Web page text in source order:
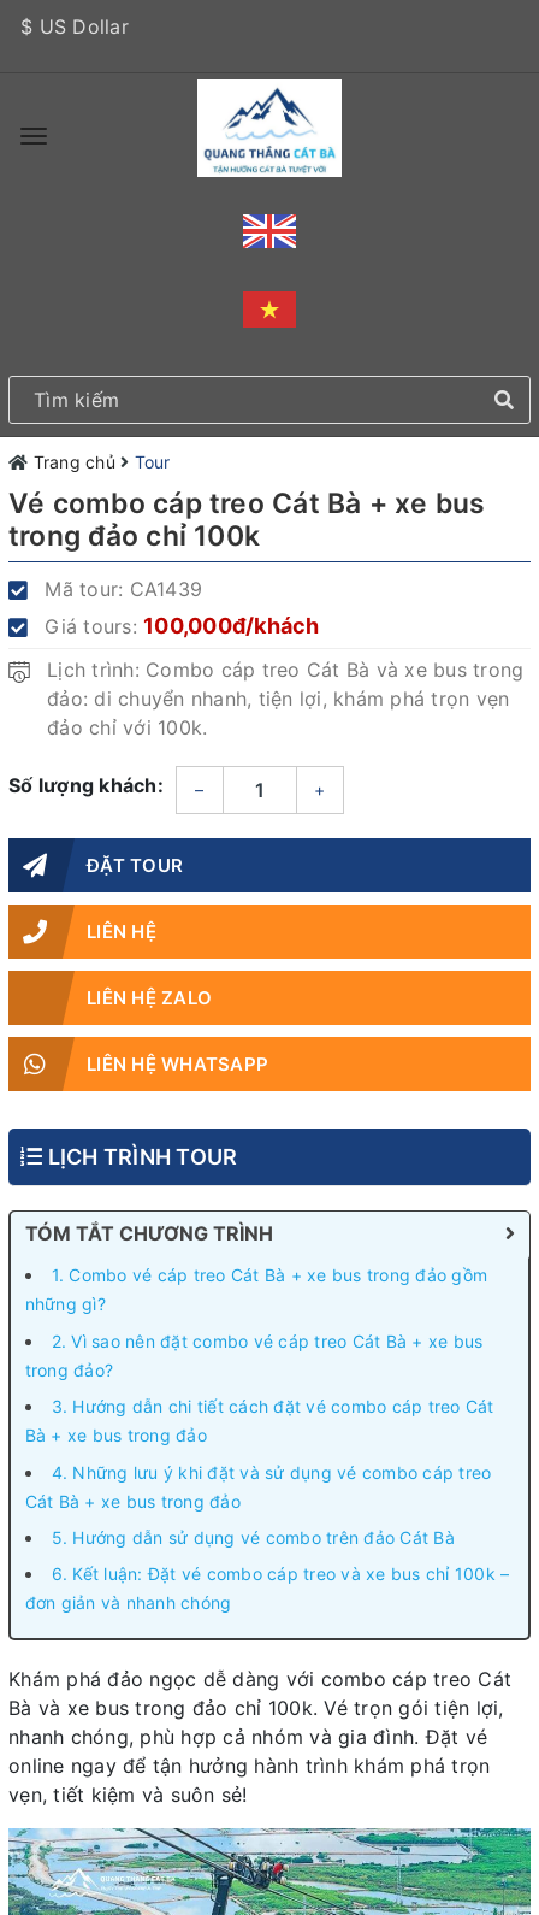
$ US Dollar
Trang chủ Tour
Vé combo cáp treo Cát Bà + xe bus
trong đảo chỉ 100k
Mã tour: CA1439
Giá tours: 100,000đ/khách
Lịch trình: Combo cáp treo Cát Bà và xe bus trong
đảo: di chuyển nhanh, tiện lợi, khám phá trọn vẹn
đảo chỉ với 100k.
Số lượng khách: – +
ĐẶT TOUR
LIÊN HỆ
LIÊN HỆ ZALO
LIÊN HỆ WHATSAPP
LỊCH TRÌNH TOUR
TÓM TẮT CHƯƠNG TRÌNH
1. Combo vé cáp treo Cát Bà + xe bus trong đảo gồm
những gì?
2. Vì sao nên đặt combo vé cáp treo Cát Bà + xe bus
trong đảo?
3. Hướng dẫn chi tiết cách đặt vé combo cáp treo Cát
Bà + xe bus trong đảo
4. Những lưu ý khi đặt và sử dụng vé combo cáp treo
Cát Bà + xe bus trong đảo
5. Hướng dẫn sử dụng vé combo trên đảo Cát Bà
6. Kết luận: Đặt vé combo cáp treo và xe bus chỉ 100k –
đơn giản và nhanh chóng
Khám phá đảo ngọc dễ dàng với combo cáp treo Cát
Bà và xe bus trong đảo chỉ 100k. Vé trọn gói tiện lợi,
nhanh chóng, phù hợp cả nhóm và gia đình. Đặt vé
online ngay để tận hưởng hành trình khám phá trọn
vẹn, tiết kiệm và suôn sẻ!